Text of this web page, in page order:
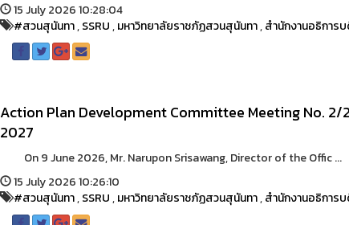
15 July 2026 10:28:04
#สวนสุนันทา,SSRU,มหาวิทยาลัยราชภัฏสวนสุนันทา,สำนักงานอธิการ
Action Plan Development Committee Meeting No. 2/
2027
On 9 June 2026, Mr. Narupon Srisawang, Director of the Offic ...
15 July 2026 10:26:10
#สวนสุนันทา,SSRU,มหาวิทยาลัยราชภัฏสวนสุนันทา,สำนักงานอธิการ